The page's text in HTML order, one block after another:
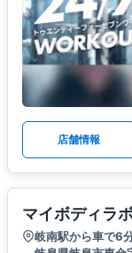
店舗情報
マイボディラ
岐南駅から車で6